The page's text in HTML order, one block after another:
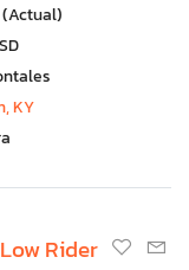
KY
Rider